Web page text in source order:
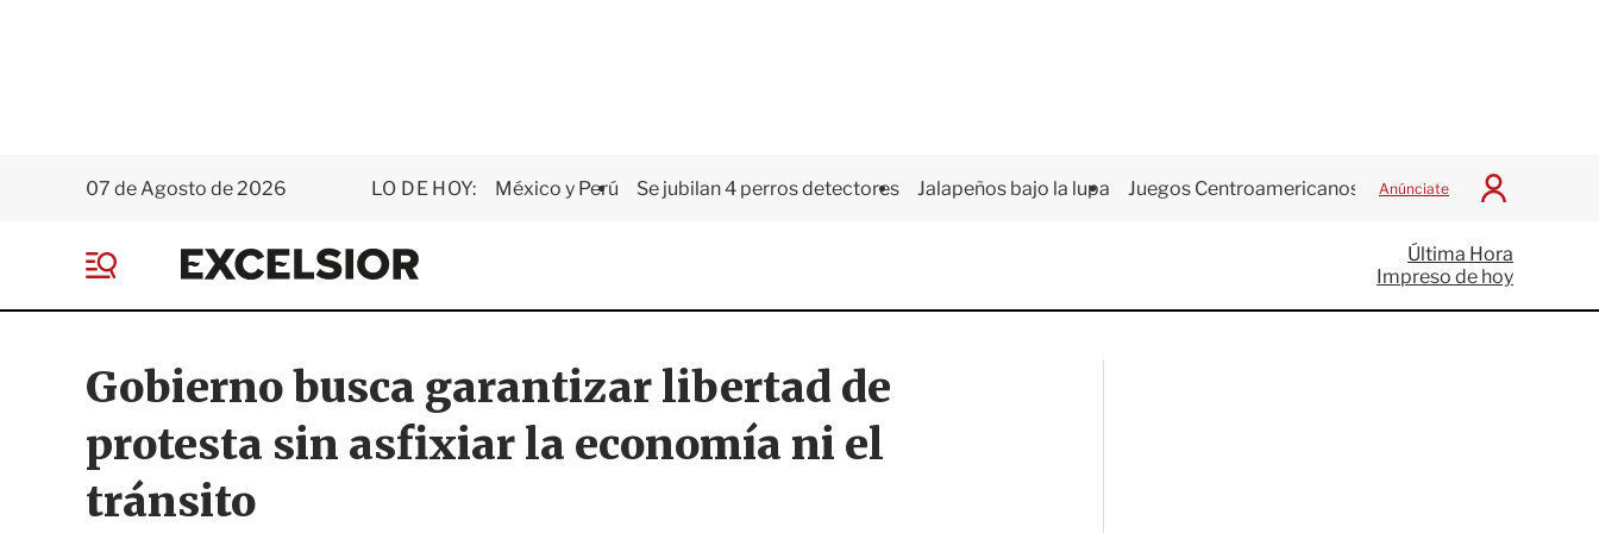
07 de Agosto de 2026 LO DE HOY: México y Perú Se jubilan 4 perros detectores Jalapeños bajo la lupa Juegos Centroamericanos Anúnciate
I
c
i
a
E
x
e
o
r
e
Última Hora
Impreso de hoy
Gobierno busca garantizar libertad de
protesta sin asfixiar la economía ni el
tránsito